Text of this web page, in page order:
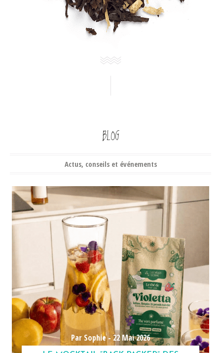
BLOG
Actus, conseils et événements
Par Sophie -22 Mai 2026